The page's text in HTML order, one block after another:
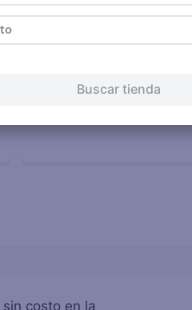
+ Agregar
sin costo en la
Buscar tienda